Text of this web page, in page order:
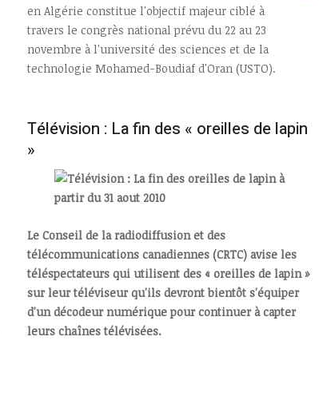
en Algérie constitue l'objectif majeur ciblé à
travers le congrès national prévu du 22 au 23
novembre à l'université des sciences et de la
technologie Mohamed-Boudiaf d'Oran (USTO).
Télévision : La fin des « oreilles de lapin
»
Le Conseil de la radiodiffusion et des
télécommunications canadiennes (CRTC) avise les
téléspectateurs qui utilisent des « oreilles de lapin »
sur leur téléviseur qu'ils devront bientôt s'équiper
d'un décodeur numérique pour continuer à capter
leurs chaînes télévisées.